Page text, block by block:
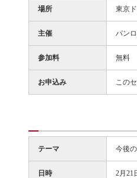
場所 東京
主催 パン
参加料 無料
お申込み この
テーマ 今後
日時 2月21